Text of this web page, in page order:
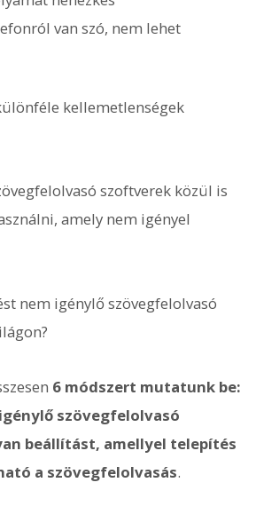
van szó, nem lehet
kellemetlenségek
szoftverek közül is
amely nem igényel
nem igénylő szövegfelolvasó
6 módszert mutatunk be:
szövegfelolvasó
beállítást, amellyel telepítés
a szövegfelolvasás.